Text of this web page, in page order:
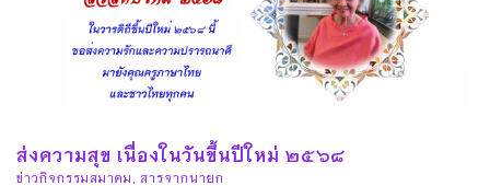
ส่งความสุข เนื่องในวันขึ้นปีใหม่ ๒๕๖๘
ข่าวกิจกรรมสมาคม สารจากนายก